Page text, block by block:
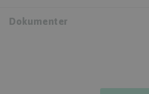
Dokumenter